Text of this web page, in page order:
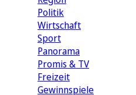
Politik
Wirtschaft
Sport
Panorama
Promis & TV
Freizeit
Gewinnspiele